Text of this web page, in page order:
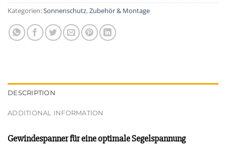
Kategorien:Sonnenschutz,Zubehör & Montage
DESCRIPTION
ADDITIONAL INFORMATION
Gewindespanner für eine optimale Segelspannung